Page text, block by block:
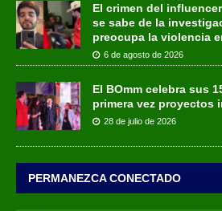
El crimen del
se sabe de la
preocupa la violencia
6 de agosto de 2026
El BOmm celebra sus
primera vez proyectos
28 de julio de 2026
PERMANEZCA CONECTADO